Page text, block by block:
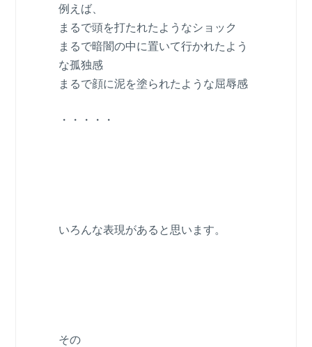
例えば、
まるで頭を打たれたようなショック
まるで暗闇の中に置いて行かれたよう
な孤独感
まるで顔に泥を塗られたような屈辱感
・・・・・
いろんな表現があると思います。
その